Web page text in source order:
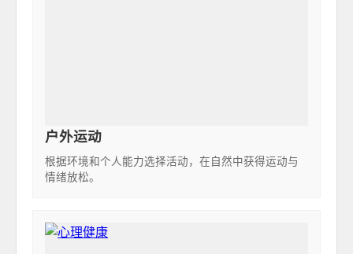
户外运动
根据环境和个人能力选择活动，在自然中获得运动与
情绪放松。